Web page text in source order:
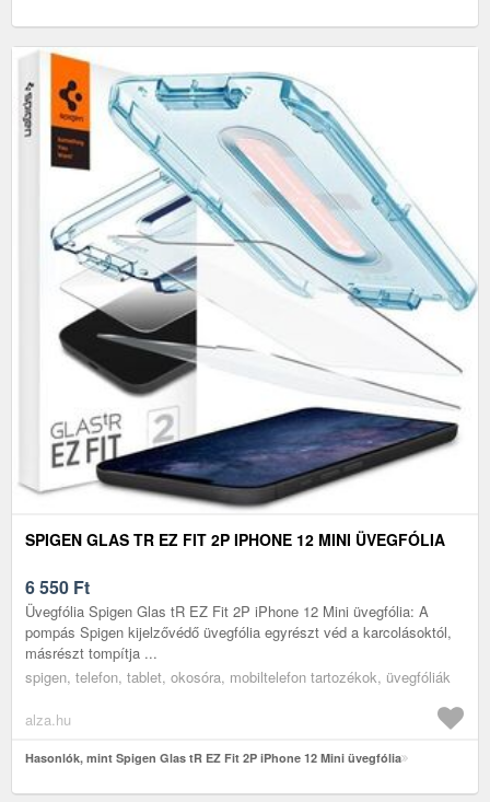
SPIGEN GLAS TR EZ FIT 2P IPHONE 12 MINI ÜVEGFÓLIA
6 550 Ft
Üvegfólia Spigen Glas tR EZ Fit 2P iPhone 12 Mini üvegfólia: A
pompás Spigen kijelzővédő üvegfólia egyrészt véd a karcolásoktól,
másrészt tompítja ...
spigen, telefon, tablet, okosóra, mobiltelefon tartozékok, üvegfóliák
alza.hu
Hasonlók, mint Spigen Glas tR EZ Fit 2P iPhone 12 Mini üvegfólia